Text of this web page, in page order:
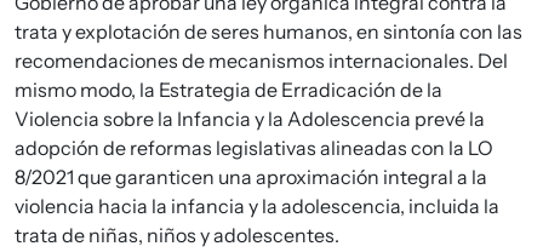
trata y explotación de seres humanos, en sintonía con las
recomendaciones de mecanismos internacionales. Del
mismo modo, la Estrategia de Erradicación de la
Violencia sobre la Infancia y la Adolescencia prevé la
adopción de reformas legislativas alineadas con la LO
8/2021 que garanticen una aproximación integral a la
violencia hacia la infancia y la adolescencia, incluida la
trata de niñas, niños y adolescentes.